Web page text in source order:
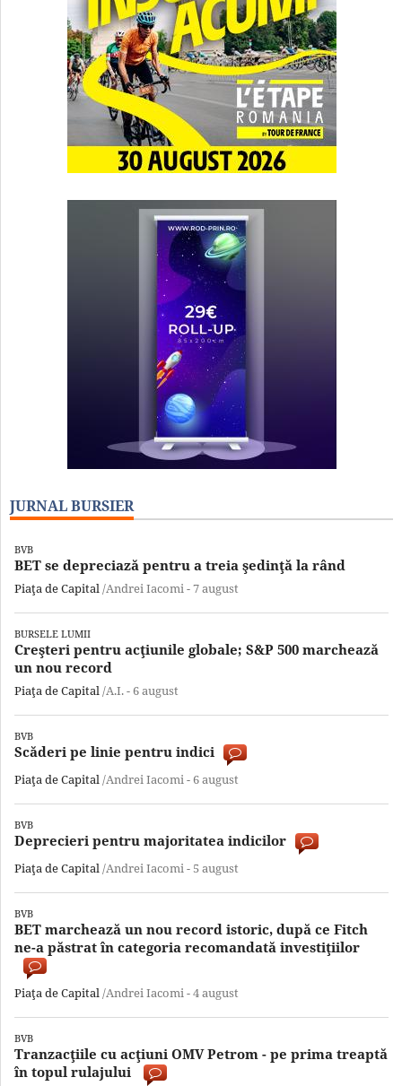
JURNAL BURSIER
BVB
BET se depreciază pentru a treia şedinţă la rând
Piaţa de Capital/Andrei Iacomi -7 august
BURSELE LUMII
Creşteri pentru acţiunile globale; S&P 500 marchează
un nou record
Piaţa de Capital/A.I. -6 august
BVB
Scăderi pe linie pentru indici
Piaţa de Capital/Andrei Iacomi -6 august
BVB
Deprecieri pentru majoritatea indicilor
Piaţa de Capital/Andrei Iacomi - 5 august
BVB
BET marchează un nou record istoric, după ce Fitch
ne-a păstrat în categoria recomandată investiţiilor
Piaţa de Capital/Andrei Iacomi -4 august
BVB
Tranzacţiile cu acţiuni OMV Petrom - pe prima treaptă
în topul rulajului